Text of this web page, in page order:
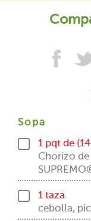
Sopa
1 pqt de
Chorizo
1 taza
cebolla,